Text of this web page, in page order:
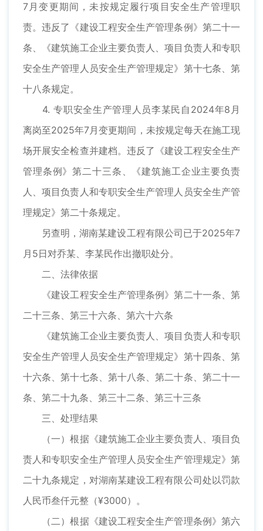
7月变更期间，未按规定履行项目安全生产管理职
责。违反了《建设工程安全生产管理条例》第二十一
条、《建筑施工企业主要负责人、项目负责人和专职
安全生产管理人员安全生产管理规定》第十七条、第
十八条规定。
4. 专职安全生产管理人员李某民自2024年8月
离岗至2025年7月变更期间，未按规定每天在施工现
场开展安全检查并建档。违反了《建设工程安全生产
管理条例》第二十三条、《建筑施工企业主要负责
人、项目负责人和专职安全生产管理人员安全生产管
理规定》第二十条规定。
另查明，湖南某建设工程有限公司已于2025年7
月5日对乔某、李某民作出撤职处分。
二、法律依据
《建设工程安全生产管理条例》第二十一条、第
二十三条、第三十六条、第六十六条
《建筑施工企业主要负责人、项目负责人和专职
安全生产管理人员安全生产管理规定》第十四条、第
十六条、第十七条、第十八条、第二十条、第二十一
条、第二十九条、第三十二条、第三十三条
三、处理结果
（一）根据《建筑施工企业主要负责人、项目负
责人和专职安全生产管理人员安全生产管理规定》第
二十九条规定，对湖南某建设工程有限公司处以罚款
人民币叁仟元整（¥3000）。
（二）根据《建设工程安全生产管理条例》第六